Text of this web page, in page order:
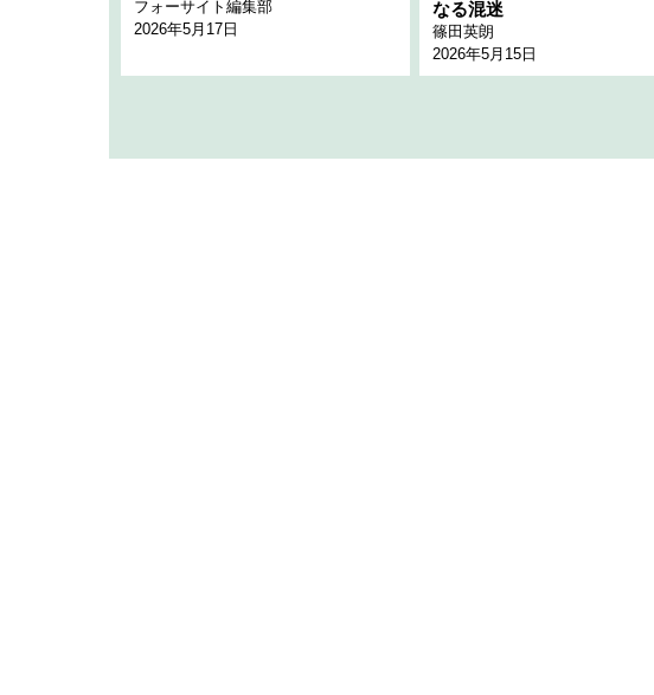
フォーサイト編集部
2026年5月17日
なる混迷
篠田英朗
2026年5月15日